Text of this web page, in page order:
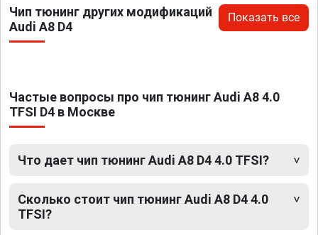
Чип тюнинг других модификаций
Audi A8 D4
Показать все
Частые вопросы про чип тюнинг Audi A8 4.0
TFSI D4 в Москве
Что дает чип тюнинг Audi A8 D4 4.0 TFSI?
Сколько стоит чип тюнинг Audi A8 D4 4.0
TFSI?